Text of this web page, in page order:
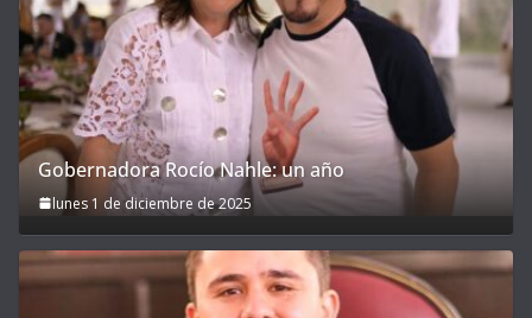
Gobernadora Rocío Nahle: un año
lunes 1 de diciembre de 2025